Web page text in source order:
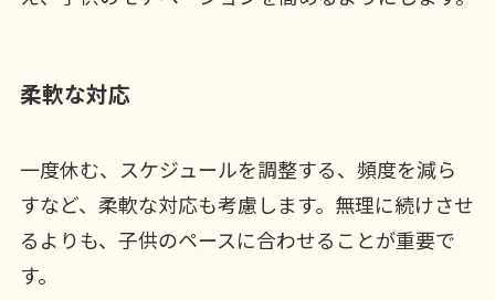
柔軟な対応
一度休む、スケジュールを調整する、頻度を減ら
すなど、柔軟な対応も考慮します。無理に続けさせ
るよりも、子供のペースに合わせることが重要で
す。